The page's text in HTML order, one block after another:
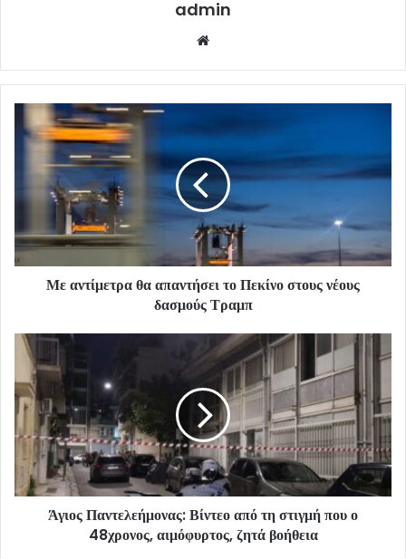
admin
Με αντίμετρα θα απαντήσει το Πεκίνο στους νέους
δασμούς Τραμπ
Άγιος Παντελεήμονας: Βίντεο από τη στιγμή που ο
48χρονος, αιμόφυρτος, ζητά βοήθεια